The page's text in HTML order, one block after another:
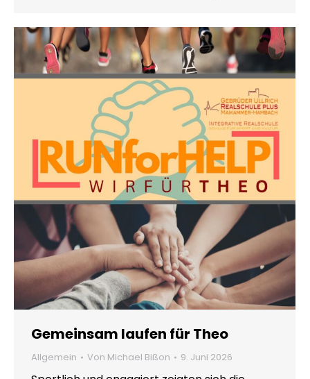
Gemeinsam laufen für Theo
Allgemein Von Michael Bißon 9. Juni 2026